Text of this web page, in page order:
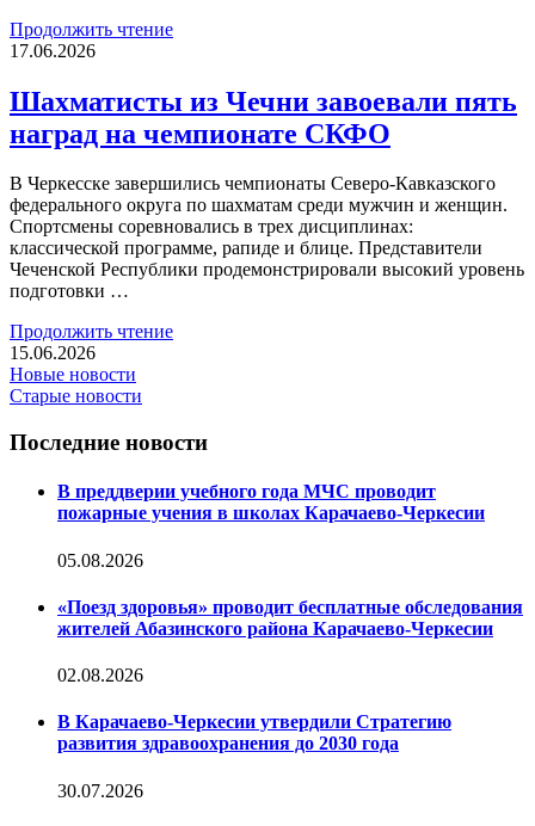
Продолжить чтение
17.06.2026
Шахматисты из Чечни завоевали пять
наград на чемпионате СКФО
В Черкесске завершились чемпионаты Северо-Кавказского
федерального округа по шахматам среди мужчин и женщин.
Спортсмены соревновались в трех дисциплинах:
классической программе, рапиде и блице. Представители
Чеченской Республики продемонстрировали высокий уровень
подготовки …
Продолжить чтение
15.06.2026
Новые новости
Старые новости
Последние новости
В преддверии учебного года МЧС проводит
пожарные учения в школах Карачаево-Черкесии
05.08.2026
«Поезд здоровья» проводит бесплатные обследования
жителей Абазинского района Карачаево-Черкесии
02.08.2026
В Карачаево-Черкесии утвердили Стратегию
развития здравоохранения до 2030 года
30.07.2026